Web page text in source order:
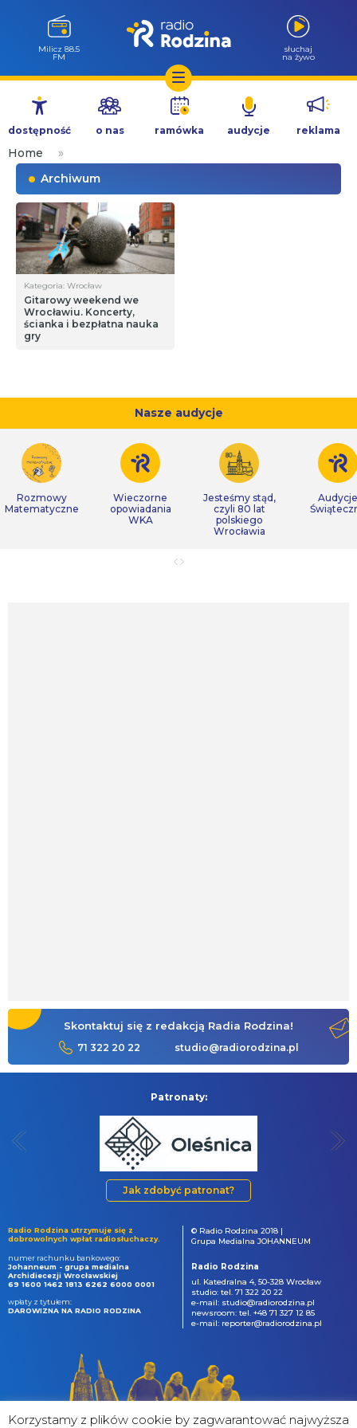
Przejdź
treści
Milicz 88.5
FM
słuchaj
na żywo
dostępność o nas ramówka audycje reklama
Home
»
Archiwum
Kategoria: Wrocław
Gitarowy weekend we
Wrocławiu. Koncerty,
ścianka i bezpłatna nauka
gry
Nasze audycje
Rozmowy
Matematyczne
Wieczorne
opowiadania
WKA
Jesteśmy stąd,
czyli 80 lat
polskiego
Wrocławia
Audycje
Skontaktuj się z redakcją Radia Rodzina!
71 322 20 22 studio@radiorodzina.pl
Patronaty:
Jak zdobyć patronat?
Radio Rodzina utrzymuje się z
dobrowolnych wpłat radiosłuchaczy.
numer rachunku bankowego:
Johanneum - grupa medialna
Archidiecezji Wrocławskiej
69 1600 1462 1813 6262 6000 0001
wpłaty z tytułem:
DAROWIZNA NA RADIO RODZINA
© Radio Rodzina 2018 |
Grupa Medialna JOHANNEUM
Radio Rodzina
ul. Katedralna 4, 50-328 Wrocław
studio: tel. 71 322 20 22
e-mail: studio@radiorodzina.pl
newsroom: tel. +48 71 327 12 85
e-mail: reporter@radiorodzina.pl
Korzystamy z plików cookie by zagwarantować najwyższa